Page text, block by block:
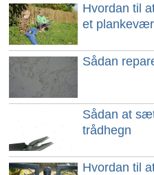
Hvordan til
et
Sådan
Sådan at
trådhegn
Hvordan til